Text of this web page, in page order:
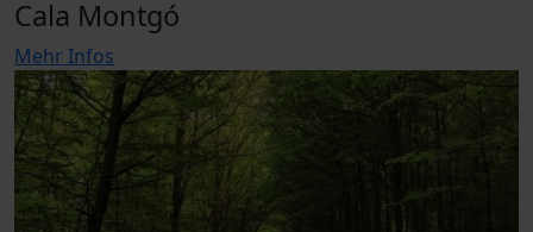
Cala Montgó
Mehr Infos